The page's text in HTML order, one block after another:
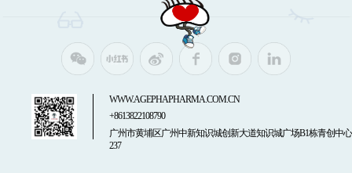
WWW.AGEPHAPHARMA.COM.CN
+8613822108790
广州市黄埔区广州中新知识城创新大道知识城广场B1栋青创中心
237